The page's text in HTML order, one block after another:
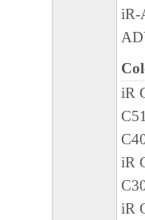
10．分離可
本契約書
効である
効に存続
キヤノン株
No.026294
iR-
iR
iR
iR